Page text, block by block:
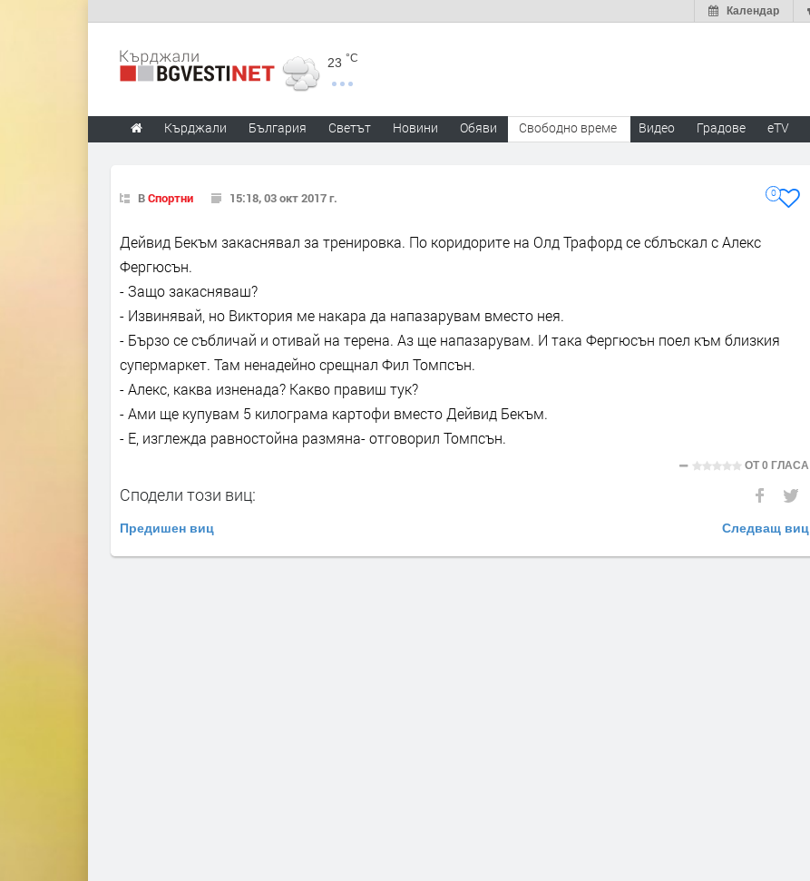
Календар
23 °C
Кърджали България Светът Новини Обяви Свободно време Видео Градове eTV
ВСпортни 15:18, 03 окт 2017 г. 0
Дейвид Бекъм закаснявал за тренировка. По коридорите на Олд Трафорд се сблъскал с Алекс
Фергюсън.
- Защо закасняваш?
- Извинявай, но Виктория ме накара да напазарувам вместо нея.
- Бързо се събличай и отивай на терена. Аз ще напазарувам. И така Фергюсън поел към близкия
супермаркет. Там ненадейно срещнал Фил Томпсън.
- Алекс, каква изненада? Какво правиш тук?
- Ами ще купувам 5 килограма картофи вместо Дейвид Бекъм.
- Е, изглежда равностойна размяна- отговорил Томпсън.
ОТ0 ГЛАСА
Сподели този виц:
Предишен виц Следващ виц